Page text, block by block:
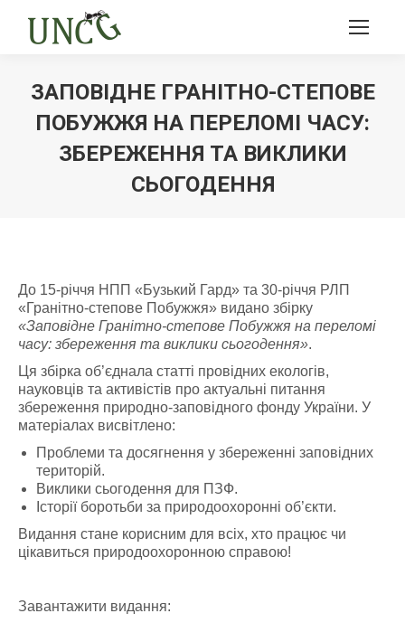
ЗАПОВІДНЕ ГРАНІТНО-СТЕПОВЕ
ПОБУЖЖЯ НА ПЕРЕЛОМІ ЧАСУ:
ЗБЕРЕЖЕННЯ ТА ВИКЛИКИ
СЬОГОДЕННЯ
До 15-річчя НПП «Бузький Гард» та 30-річчя РЛП
«Гранітно-степове Побужжя» видано збірку
«Заповідне Гранітно-степове Побужжя на переломі
часу: збереження та виклики сьогодення».
Ця збірка об’єднала статті провідних екологів,
науковців та активістів про актуальні питання
збереження природно-заповідного фонду України. У
матеріалах висвітлено:
Проблеми та досягнення у збереженні заповідних
територій.
Виклики сьогодення для ПЗФ.
Історії боротьби за природоохоронні об’єкти.
Видання стане корисним для всіх, хто працює чи
цікавиться природоохоронною справою!
Завантажити видання: